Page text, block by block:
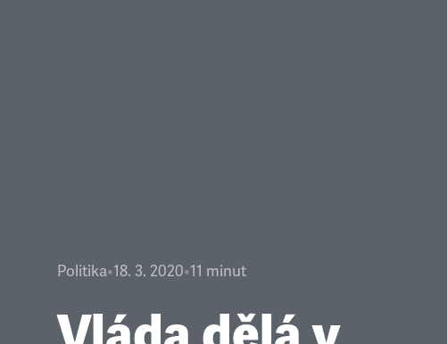
Politika•18. 3. 2020•11 minut